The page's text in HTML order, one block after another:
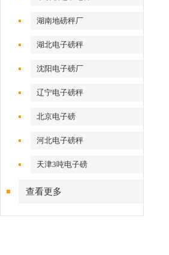
湖南地磅秤厂
湖北电子磅秤
沈阳电子磅厂
辽宁电子磅秤
北京电子磅
河北电子磅秤
天津3吨电子磅
查看更多